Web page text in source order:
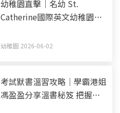
幼稚園直擊｜名幼 St.
Catherine國際英文幼稚園暨
中探索 建立國際視野
幼稚園 2026-06-02
考試默書溫習攻略｜學霸港姐
馮盈盈分享溫書秘笈 把握黃